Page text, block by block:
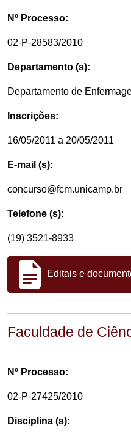
Nº Processo:
02-P-28583/2010
Departamento (s):
Departamento de
Inscrições:
16/05/2011 a 20/05/2011
E-mail (s):
concurso@fcm.unicamp.br
Telefone (s):
(19) 3521-8933
Editais e
Faculdade de
Nº Processo:
02-P-27425/2010
Disciplina (s):